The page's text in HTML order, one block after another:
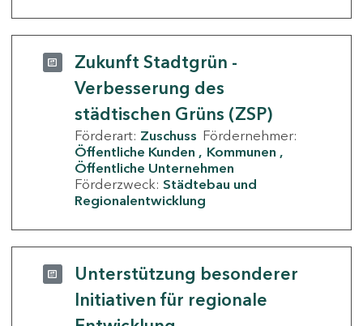
Zukunft Stadtgrün -
Verbesserung des
städtischen Grüns (ZSP)
Förderart: Zuschuss Fördernehmer:
Öffentliche Kunden
Kommunen
Öffentliche Unternehmen
Förderzweck: Städtebau und
Regionalentwicklung
Unterstützung besonderer
Initiativen für regionale